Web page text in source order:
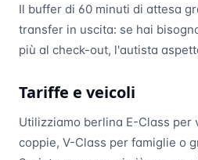
Il buffer di 60 minuti di attesa
transfer in uscita: se hai
più al check-out, l'autista
Tariffe e veicoli
Utilizziamo berlina E-Class per
coppie, V-Class per famiglie o